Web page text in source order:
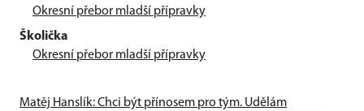
Okresní přebor mladší přípravky
Školička
Okresní přebor mladší přípravky
Matěj Hanslík: Chci být přínosem pro tým. Udělám